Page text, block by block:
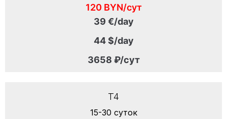
120 BYN/сут
39 €/day
44 $/day
3658 ₽/сут
T4
15-30 суток